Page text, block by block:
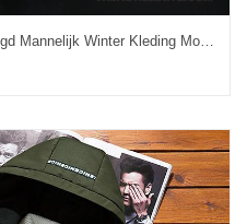
Donsjas Heren Katoenen Jas Jeugd Mannelijk Winter Kleding Mooi Lang Marineblauw